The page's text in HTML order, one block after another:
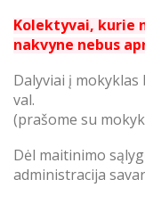
Kolektyvai, kurie
nakvyne nebus
Dalyviai į
val.
(prašome su
Dėl maitinimo
administracija